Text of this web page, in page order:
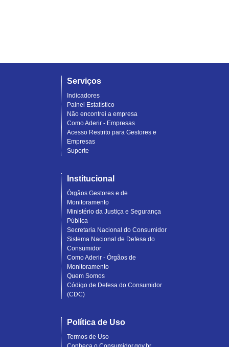
Serviços
Indicadores
Painel Estatístico
Não encontrei a empresa
Como Aderir - Empresas
Acesso Restrito para Gestores e
Empresas
Suporte
Institucional
Órgãos Gestores e de
Monitoramento
Ministério da Justiça e Segurança
Pública
Secretaria Nacional do Consumidor
Sistema Nacional de Defesa do
Consumidor
Como Aderir - Órgãos de
Monitoramento
Quem Somos
Código de Defesa do Consumidor
(CDC)
Política de Uso
Termos de Uso